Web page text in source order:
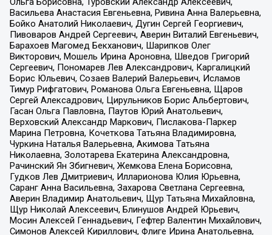
Васильева Анастасия Евгеньевна, Ривина Анна Валерьевна,
Бойко Анатолий Николаевич, Дугин Сергей Георгиевич,
Пивоваров Андрей Сергеевич, Аверин Виталий Евгеньевич,
Барахоев Магомед Бекханович, Шарипков Олег
Викторович, Мошель Ирина Ароновна, Шведов Григорий
Сергеевич, Пономарев Лев Александрович, Каргалицкий
Борис Юльевич, Созаев Валерий Валерьевич, Исламов
Тимур Рифгатович, Романова Ольга Евгеньевна, Щаров
Сергей Алексадрович, Цирульников Борис Альбертович,
Гасан Ольга Павловна, Паутов Юрий Анатольевич,
Верховский Александр Маркович, Пислакова-Паркер
Марина Петровна, Кочеткова Татьяна Владимировна,
Чуркина Наталья Валерьевна, Акимова Татьяна
Николаевна, Золотарева Екатерина Александровна,
Рачинский Ян Збигневич, Жемкова Елена Борисовна,
Гудков Лев Дмитриевич, Илларионова Юлия Юрьевна,
Саранг Анна Васильевна, Захарова Светлана Сергеевна,
Аверин Владимир Анатольевич, Щур Татьяна Михайловна,
Щур Николай Алексеевич, Блинушов Андрей Юрьевич,
Мосин Алексей Геннадьевич, Гефтер Валентин Михайлович,
Симонов Алексей Кириллович, Флиге Ирина Анатольевна,